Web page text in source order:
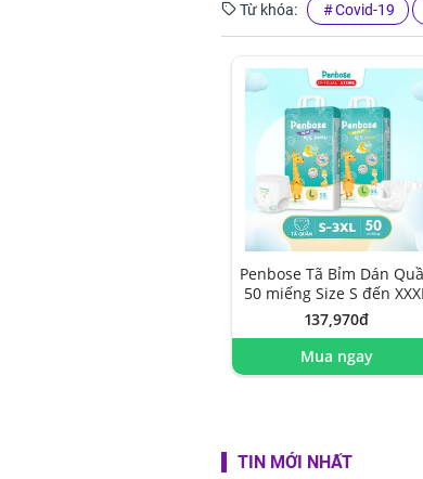
Từ khóa: Covid-19
Penbose Tã Bỉm Dán
50 miếng Size S đến
137,970đ
Mua ngay
TIN MỚI NHẤT